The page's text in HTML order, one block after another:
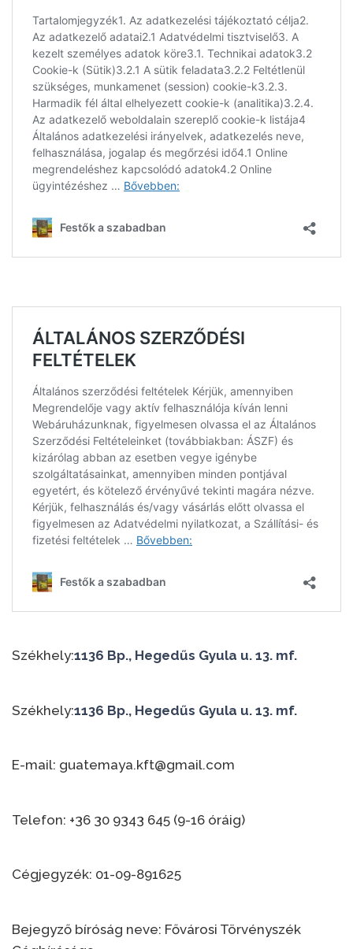
Székhely:1136 Bp., Hegedűs Gyula u. 13. mf.
Székhely:1136 Bp., Hegedűs Gyula u. 13. mf.
E-mail: guatemaya.kft@gmail.com
Telefon: +36 30 9343 645 (9-16 óráig)
Cégjegyzék: 01-09-891625
Bejegyző bíróság neve: Fővárosi Törvényszék